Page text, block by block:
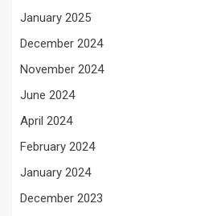
January 2025
December 2024
November 2024
June 2024
April 2024
February 2024
January 2024
December 2023